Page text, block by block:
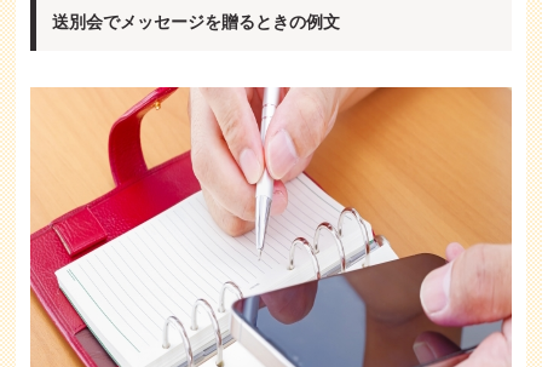
送別会でメッセージを贈るときの例文